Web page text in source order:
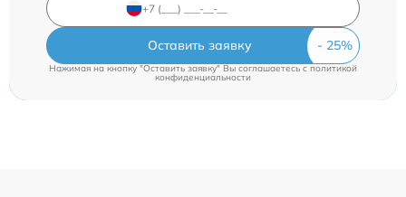
Оставить заявку
Нажимая на кнопку "Оставить заявку" Вы соглашаетесь cполитикой
конфиденциальности